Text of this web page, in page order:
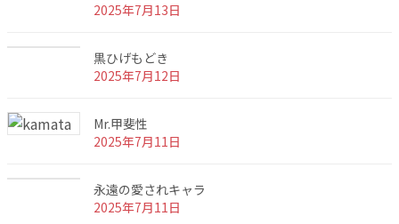
2025年7月13日
黒ひげもどき
2025年7月12日
Mr.甲斐性
2025年7月11日
永遠の愛されキャラ
2025年7月11日